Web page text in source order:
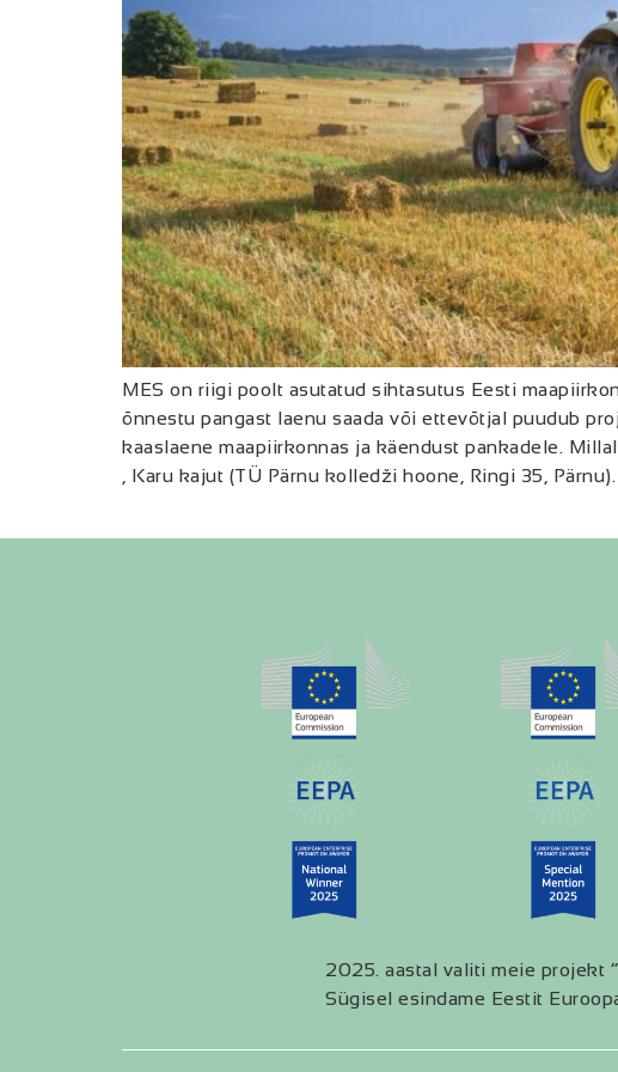
MES on riigi poolt asutatud sihtasutus Eesti
õnnestu pangast laenu saada või ettevõtjal puudub
kaaslaene maapiirkonnas ja käendust pankadele.
, Karu kajut (TÜ Pärnu kolledži hoone, Ringi 35,
2025. aastal valiti meie projekt “
Sügisel esindame Eestit